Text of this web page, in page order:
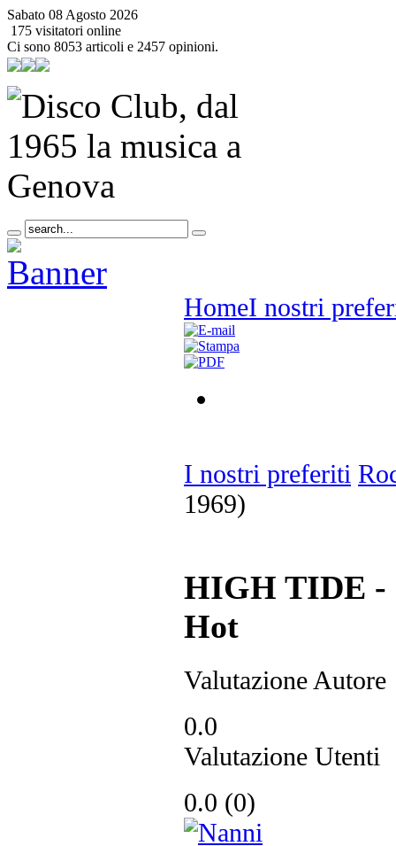
Sabato 08 Agosto 2026
175 visitatori online
Ci sono 8053 articoli e 2457 opinioni.
HomeI nostri
I nostri preferiti
1969)
HIGH TIDE -
Hot
Valutazione Autore
0.0
Valutazione Utenti
0.0 (0)